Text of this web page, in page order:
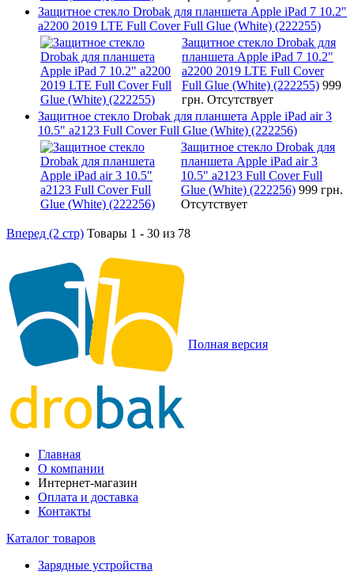
Защитное стекло Drobak для планшета Apple iPad 7 10.2"
a2200 2019 LTE Full Cover Full Glue (White) (222255)
Защитное стекло Drobak для
планшета Apple iPad 7 10.2"
a2200 2019 LTE Full Cover
Full Glue (White) (222255) 999
грн. Отсутствует
Защитное стекло Drobak для планшета Apple iPad air 3
10.5" a2123 Full Cover Full Glue (White) (222256)
Защитное стекло Drobak для
планшета Apple iPad air 3
10.5" a2123 Full Cover Full
Glue (White) (222256) 999 грн.
Отсутствует
Вперед (2 стр) Товары 1 - 30 из 78
Полная версия
Главная
О компании
Интернет-магазин
Оплата и доставка
Контакты
Каталог товаров
Зарядные устройства